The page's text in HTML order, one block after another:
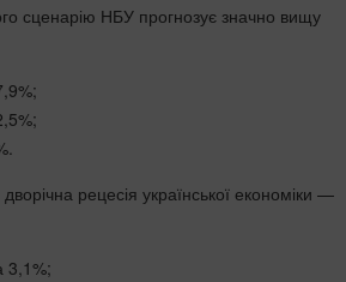
сценарію НБУ прогнозує значно вищу
рецесія української економіки —
3,1%;